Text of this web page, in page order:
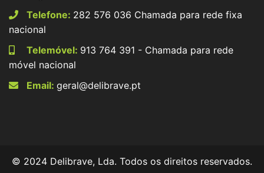
Telefone: 282 576 036 Chamada para rede fixa
nacional
Telemóvel: 913 764 391 - Chamada para rede
móvel nacional
Email: geral@delibrave.pt
© 2024 Delibrave, Lda. Todos os direitos reservados.